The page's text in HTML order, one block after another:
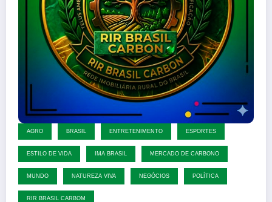
AGRO BRASIL ENTRETENIMENTO ESPORTES
ESTILO DE VIDA IMA BRASIL MERCADO DE CARBONO
MUNDO NATUREZA VIVA NEGÓCIOS POLÍTICA
RIR BRASIL CARBOM